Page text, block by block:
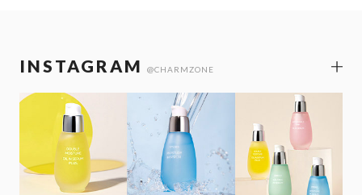
INSTAGRAM @CHARMZONE